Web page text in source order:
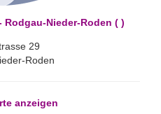
Nieder-Roden ( )
29
Roden
anzeigen